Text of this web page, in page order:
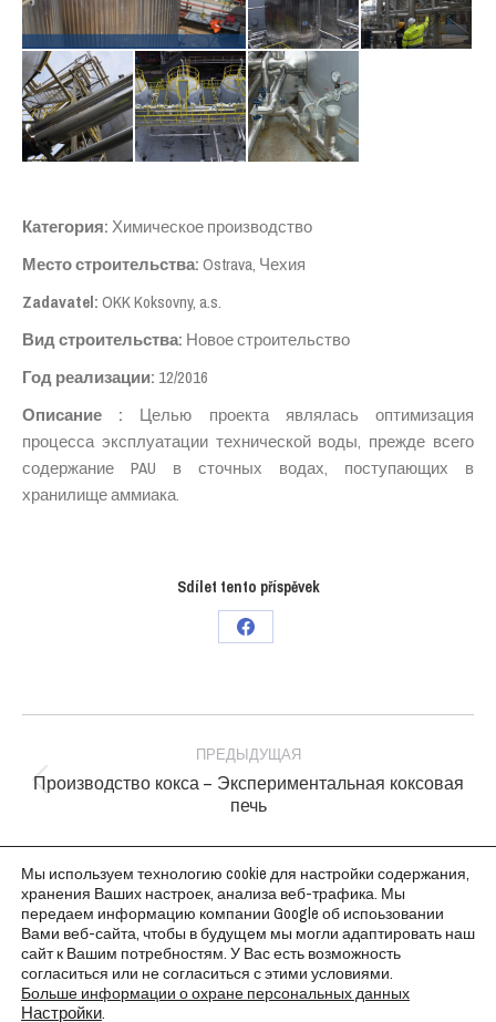
Категория:Химическое производство
Место строительства:Ostrava, Чехия
Zadavatel:OKK Koksovny, a.s.
Вид строительства: Новое строительство
Год реализации: 12/2016
Описание : Целью проекта являлась оптимизация
процесса эксплуатации технической воды, прежде всего
содержание PAU в сточных водах, поступающих в
хранилище аммиака.
Sdílet tento příspěvek
Поделиться
Facebook
Project
navigation ПРЕДЫДУЩАЯ
Previous
project:
Производство кокса – Экспериментальная коксовая
печь
Next
project:
Химическое производство – Химическое
производство, включая водоснабжение и
биологическую очистку сточных вод
Мы используем технологию cookie для настройки содержания,
хранения Ваших настроек, анализа веб-трафика. Мы
передаем информацию компании Google об испоьзовании
Вами веб-сайта, чтобы в будущем мы могли адаптировать наш
сайт к Вашим потребностям. У Вас есть возможность
согласиться или не согласиться с этими условиями.
Больше информации о охране персональных данных
Настройки.